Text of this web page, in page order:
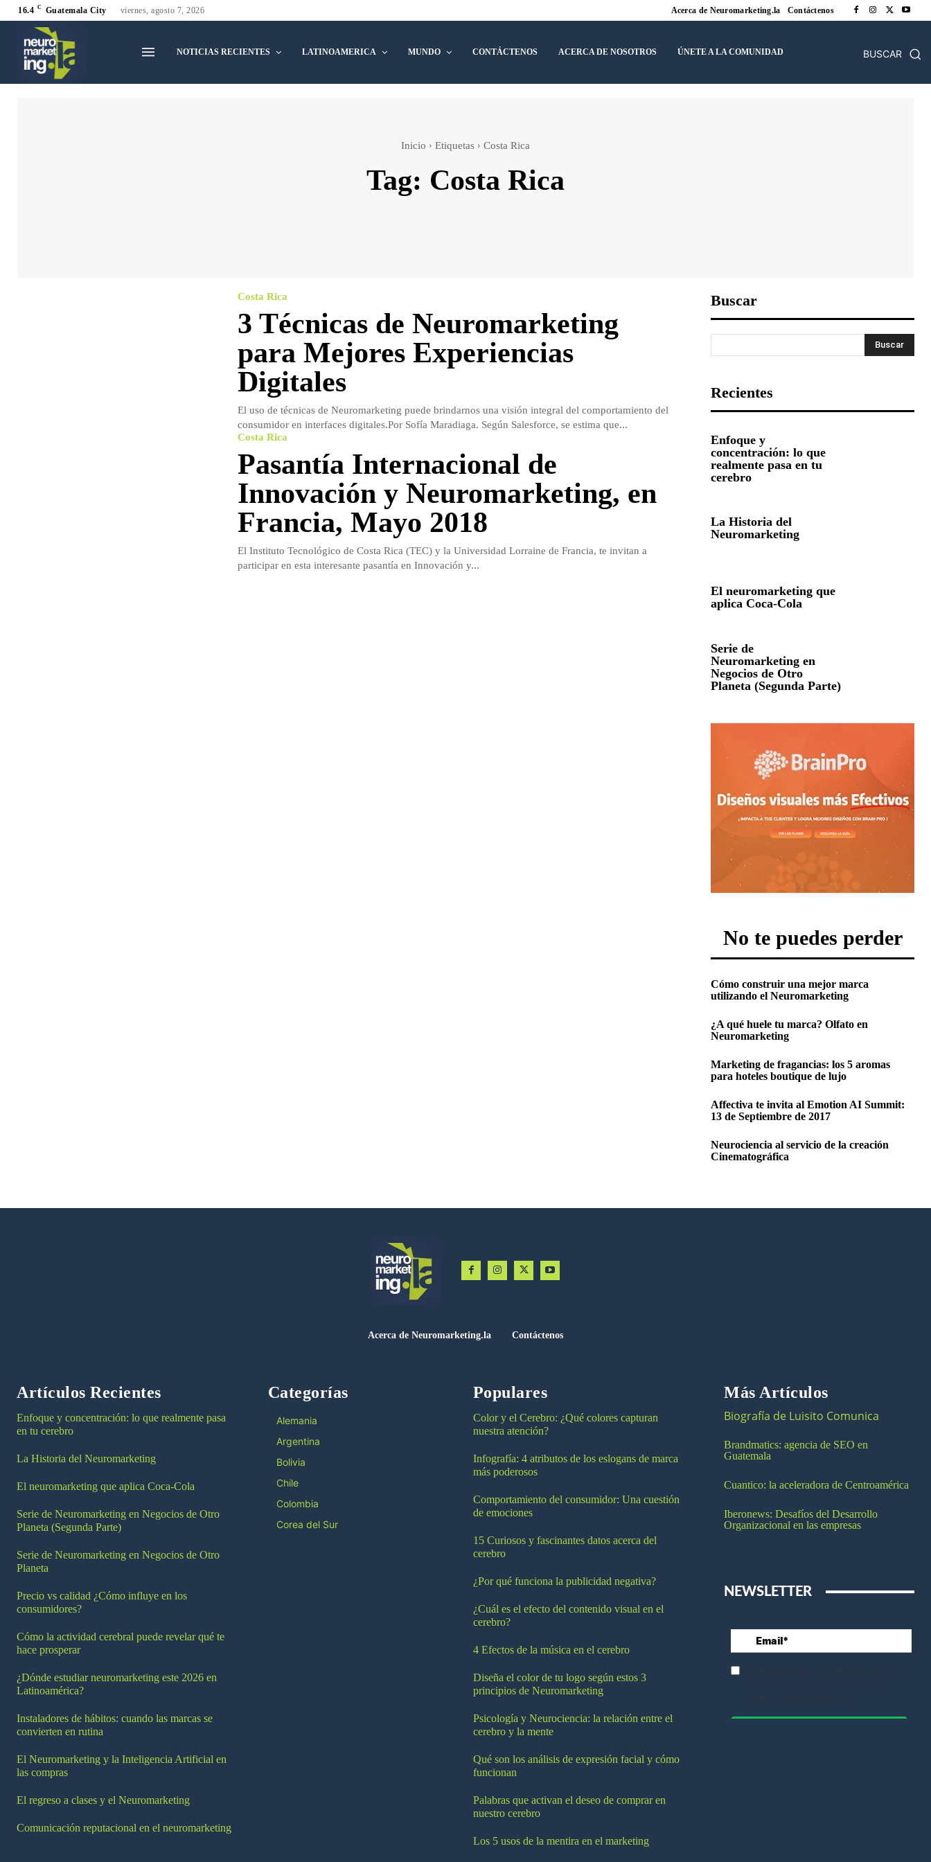
16.4 C Guatemala City viernes, agosto 7, 2026 Acerca de Neuromarketing.la Contáctenos
NOTICIAS RECIENTES LATINOAMERICA MUNDO CONTÁCTENOS ACERCA DE NOSOTROS ÚNETE A LA COMUNIDAD BUSCAR
Inicio Etiquetas Costa Rica
Tag: Costa Rica
Costa Rica
3 Técnicas de Neuromarketing
para Mejores Experiencias
Digitales
El uso de técnicas de Neuromarketing puede brindarnos una visión integral del comportamiento del
consumidor en interfaces digitales.Por Sofía Maradiaga. Según Salesforce, se estima que...
Costa Rica
Pasantía Internacional de
Innovación y Neuromarketing, en
Francia, Mayo 2018
El Instituto Tecnológico de Costa Rica (TEC) y la Universidad Lorraine de Francia, te invitan a
participar en esta interesante pasantía en Innovación y...
Buscar
Buscar
Recientes
Enfoque y
concentración: lo que
realmente pasa en tu
cerebro
La Historia del
Neuromarketing
El neuromarketing que
aplica Coca-Cola
Serie de
Neuromarketing en
Negocios de Otro
Planeta (Segunda Parte)
No te puedes perder
Cómo construir una mejor marca
utilizando el Neuromarketing
¿A qué huele tu marca? Olfato en
Neuromarketing
Marketing de fragancias: los 5 aromas
para hoteles boutique de lujo
Affectiva te invita al Emotion AI Summit:
13 de Septiembre de 2017
Neurociencia al servicio de la creación
Cinematográfica
Acerca de Neuromarketing.la Contáctenos
Artículos Recientes
Enfoque y concentración: lo que realmente pasa
en tu cerebro
La Historia del Neuromarketing
El neuromarketing que aplica Coca-Cola
Serie de Neuromarketing en Negocios de Otro
Planeta (Segunda Parte)
Serie de Neuromarketing en Negocios de Otro
Planeta
Precio vs calidad ¿Cómo influye en los
consumidores?
Cómo la actividad cerebral puede revelar qué te
hace prosperar
¿Dónde estudiar neuromarketing este 2026 en
Latinoamérica?
Instaladores de hábitos: cuando las marcas se
convierten en rutina
El Neuromarketing y la Inteligencia Artificial en
las compras
El regreso a clases y el Neuromarketing
Comunicación reputacional en el neuromarketing
Categorías
Alemania
Argentina
Bolivia
Chile
Colombia
Corea del Sur
Populares
Color y el Cerebro: ¿Qué colores capturan
nuestra atención?
Infografía: 4 atributos de los eslogans de marca
más poderosos
Comportamiento del consumidor: Una cuestión
de emociones
15 Curiosos y fascinantes datos acerca del
cerebro
¿Por qué funciona la publicidad negativa?
¿Cuál es el efecto del contenido visual en el
cerebro?
4 Efectos de la música en el cerebro
Diseña el color de tu logo según estos 3
principios de Neuromarketing
Psicología y Neurociencia: la relación entre el
cerebro y la mente
Qué son los análisis de expresión facial y cómo
funcionan
Palabras que activan el deseo de comprar en
nuestro cerebro
Los 5 usos de la mentira en el marketing
Más Artículos
Biografía de Luisito Comunica
Brandmatics: agencia de SEO en
Guatemala
Cuantico: la aceleradora de Centroamérica
Iberonews: Desafíos del Desarrollo
Organizacional en las empresas
NEWSLETTER